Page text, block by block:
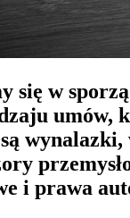
się w
umów,
wynalazki,
i prawa